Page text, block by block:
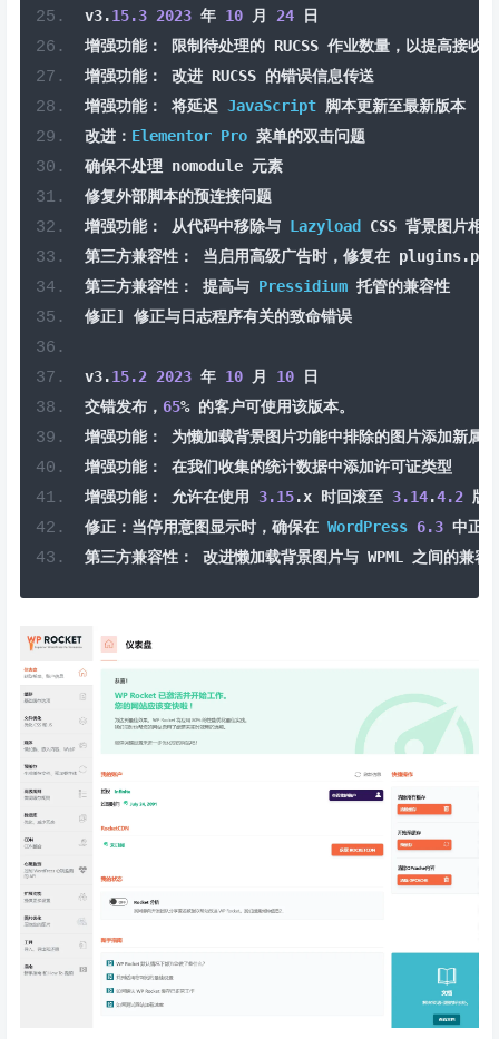
v3.15.3 2023 年 10 月 24
日
增强功能：
限制待处理的 RUCSS 作业数量，以提高接收
增强功能：
改进 RUCSS 的错误信息传送
增强功能：
将延迟 JavaScript 脚本更新至最新版本
改进： Elementor Pro 菜单的双击问题
确保不处理 nomodule 元素
修复外部脚本的预连接问题
增强功能：
从代码中移除与 Lazyload CSS 背景图片相
第三方兼容性：
当启用高级广告时，修复在 plugins.
第三方兼容性：
提高与 Pressidium 托管的兼容性
修正]
修正与日志程序有关的致命错误
v3.15.2 2023 年 10 月 10
日
交错发布， 65% 的客户可使用该版本。
增强功能：
为懒加载背景图片功能中排除的图片添加新属
增强功能：
在我们收集的统计数据中添加许可证类型
增强功能：
允许在使用 3.15.x 时回滚至 3.14.4.2 版
修正：当停用意图显示时，确保在 WordPress 6.3 中正
第三方兼容性：
改进懒加载背景图片与 WPML 之间的兼容